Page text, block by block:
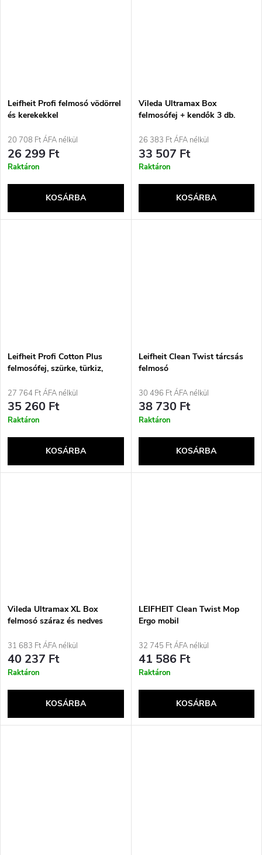
Leifheit Profi felmosó vödörrel
és kerekekkel
20 708 Ft ÁFA nélkül
26 299 Ft
Raktáron
KOSÁRBA
Vileda Ultramax Box
felmosófej + kendők 3 db.
26 383 Ft ÁFA nélkül
33 507 Ft
Raktáron
KOSÁRBA
Leifheit Profi Cotton Plus
felmosófej, szürke, türkiz,
27 764 Ft ÁFA nélkül
35 260 Ft
Raktáron
KOSÁRBA
Leifheit Clean Twist tárcsás
felmosó
30 496 Ft ÁFA nélkül
38 730 Ft
Raktáron
KOSÁRBA
Vileda Ultramax XL Box
felmosó száraz és nedves
31 683 Ft ÁFA nélkül
40 237 Ft
Raktáron
KOSÁRBA
LEIFHEIT Clean Twist Mop
Ergo mobil
egytartályos, kék
32 745 Ft ÁFA nélkül
41 586 Ft
Raktáron
KOSÁRBA